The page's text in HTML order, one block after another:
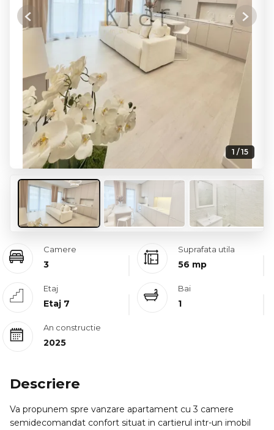
1 / 15
Previous Next
Camere
3
Suprafata utila
56 mp
Etaj
Etaj 7
Bai
1
An constructie
2025
Descriere
Va propunem spre vanzare apartament cu 3 camere
semidecomandat confort situat in cartierul intr-un imobil